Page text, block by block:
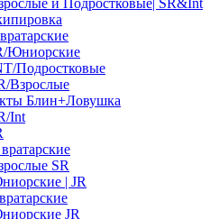
и Подростковые| SR&Int
Юниорские
Подростковые
Взрослые
Блин+Ловушка
Int
SR
| JR
JR